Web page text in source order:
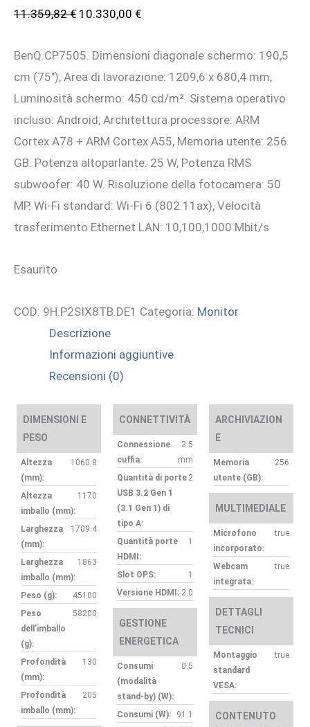
11.359,82€ Il
originale
era:
11.359,82 €.
10.330,00 €Il
attuale
è:
10.330,00 €.
BenQ CP7505. Dimensioni diagonale schermo: 190,5
cm (75″), Area di lavorazione: 1209,6 x 680,4 mm,
Luminosità schermo: 450 cd/m². Sistema operativo
incluso: Android, Architettura processore: ARM
Cortex A78 + ARM Cortex A55, Memoria utente: 256
GB. Potenza altoparlante: 25 W, Potenza RMS
subwoofer: 40 W. Risoluzione della fotocamera: 50
MP. Wi-Fi standard: Wi-Fi 6 (802.11ax), Velocità
trasferimento Ethernet LAN: 10,100,1000 Mbit/s
Esaurito
COD: 9H.P2SIX8TB.DE1 Categoria: Monitor
Descrizione
Informazioni aggiuntive
Recensioni (0)
DIMENSIONI E
PESO
Altezza
(mm):
1060.8
Altezza
imballo (mm):
1170
Larghezza
(mm):
1709.4
Larghezza
imballo (mm):
1863
Peso (g):
45100
Peso
dell’imballo
(g):
58200
Profondità
(mm):
130
Profondità
imballo (mm):
205
CONNETTIVITÀ
Connessione
cuffia:
3.5
mm
Quantità di porte
USB 3.2 Gen 1
(3.1 Gen 1) di
tipo A:
2
Quantità porte
HDMI:
1
Slot OPS:
1
Versione HDMI: 2.0
GESTIONE
ENERGETICA
Consumi
(modalità
stand-by) (W):
0.5
Consumi (W):
91.1
ARCHIVIAZION
E
Memoria
utente (GB):
256
MULTIMEDIALE
Microfono
incorporato:
true
Webcam
integrata:
true
DETTAGLI
TECNICI
Montaggio
standard
VESA:
true
CONTENUTO